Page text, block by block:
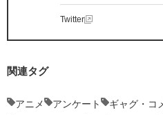
Twitter
関連タグ
アニメ アンケート ギャグ・コ